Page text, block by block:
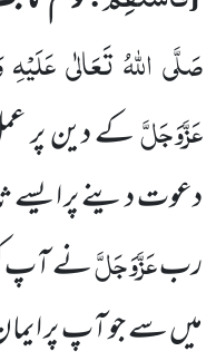
صَلَّی اللہُ تَعَالٰی
عَزَّوَجَلَّکے دین پر
دعوت دینے پر
ربعَزَّوَجَلَّنے آپ
میں سے جو آپ پر